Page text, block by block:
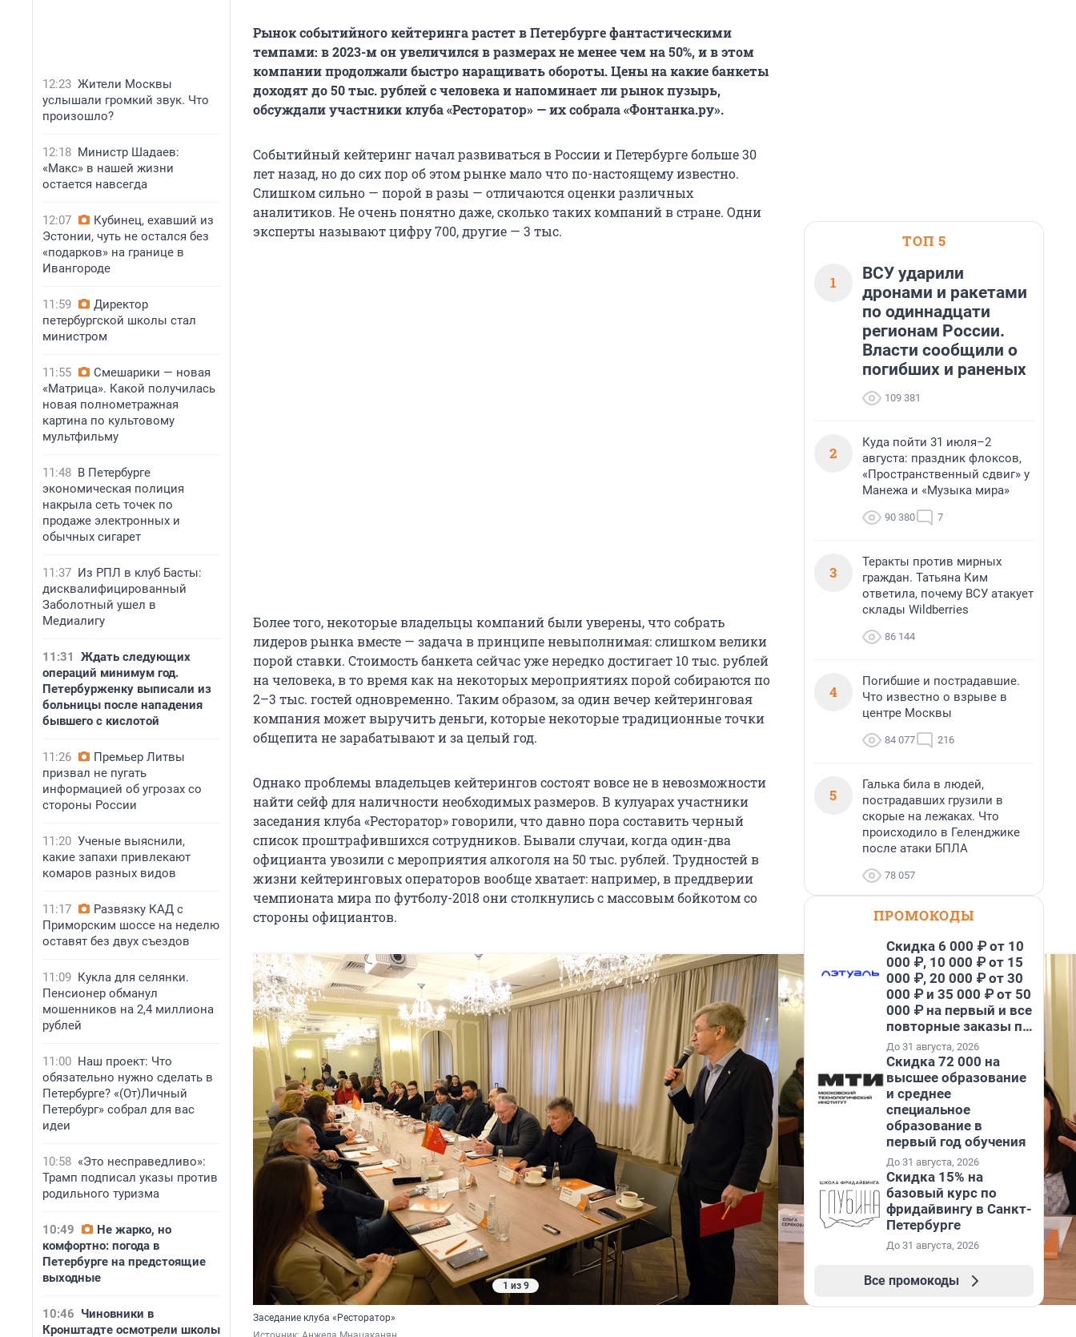
12:23 Жители Москвы
услышали громкий звук. Что
произошло?
12:18 Министр Шадаев:
«Макс» в нашей жизни
остается навсегда
12:07
Кубинец, ехавший из
Эстонии, чуть не остался без
«подарков» на границе в
Ивангороде
11:59
Директор
петербургской школы стал
министром
11:55
Смешарики — новая
«Матрица». Какой получилась
новая полнометражная
картина по культовому
мультфильму
11:48 В Петербурге
экономическая полиция
накрыла сеть точек по
продаже электронных и
обычных сигарет
11:37 Из РПЛ в клуб Басты:
дисквалифицированный
Заболотный ушел в
Медиалигу
11:31
Ждать следующих
операций минимум год.
Петербурженку выписали из
больницы после нападения
бывшего с кислотой
11:26
Премьер Литвы
призвал не пугать
информацией об угрозах со
стороны России
11:20 Ученые выяснили,
какие запахи привлекают
комаров разных видов
11:17
Развязку КАД с
Приморским шоссе на неделю
оставят без двух съездов
11:09 Кукла для селянки.
Пенсионер обманул
мошенников на 2,4 миллиона
рублей
11:00 Наш проект: Что
обязательно нужно сделать в
Петербурге? «(От)Личный
Петербург» собрал для вас
идеи
10:58 «Это несправедливо»:
Трамп подписал указы против
родильного туризма
10:49
Не жарко, но
комфортно: погода в
Петербурге на предстоящие
выходные
10:46 Чиновники в
Кронштадте осмотрели школы
Рынок событийного кейтеринга растет в Петербурге фантастическими
темпами: в 2023-м он увеличился в размерах не менее чем на 50%, и в этом
компании продолжали быстро наращивать обороты. Цены на какие банкеты
доходят до 50 тыс. рублей с человека и напоминает ли рынок пузырь,
обсуждали участники клуба «Ресторатор» — их собрала «Фонтанка.ру».
Событийный кейтеринг начал развиваться в России и Петербурге больше 30
лет назад, но до сих пор об этом рынке мало что по-настоящему известно.
Слишком сильно — порой в разы — отличаются оценки различных
аналитиков. Не очень понятно даже, сколько таких компаний в стране. Одни
эксперты называют цифру 700, другие — 3 тыс.
Более того, некоторые владельцы компаний были уверены, что собрать
лидеров рынка вместе — задача в принципе невыполнимая: слишком велики
порой ставки. Стоимость банкета сейчас уже нередко достигает 10 тыс. рублей
на человека, в то время как на некоторых мероприятиях порой собираются по
2–3 тыс. гостей одновременно. Таким образом, за один вечер кейтеринговая
компания может выручить деньги, которые некоторые традиционные точки
общепита не зарабатывают и за целый год.
Однако проблемы владельцев кейтерингов состоят вовсе не в невозможности
найти сейф для наличности необходимых размеров. В кулуарах участники
заседания клуба «Ресторатор» говорили, что давно пора составить черный
список проштрафившихся сотрудников. Бывали случаи, когда один-два
официанта увозили с мероприятия алкоголя на 50 тыс. рублей. Трудностей в
жизни кейтеринговых операторов вообще хватает: например, в преддверии
чемпионата мира по футболу-2018 они столкнулись с массовым бойкотом со
стороны официантов.
1 из 9
Заседание клуба «Ресторатор»
ТОП 5
1
ВСУ ударили
дронами и ракетами
по одиннадцати
регионам России.
Власти сообщили о
погибших и раненых
109 381
2
Куда пойти 31 июля–2
августа: праздник флоксов,
«Пространственный сдвиг» у
Манежа и «Музыка мира»
90 380 7
3
Теракты против мирных
граждан. Татьяна Ким
ответила, почему ВСУ атакует
склады Wildberries
86 144
4
Погибшие и пострадавшие.
Что известно о взрыве в
центре Москвы
84 077 216
5
Галька била в людей,
пострадавших грузили в
скорые на лежаках. Что
происходило в Геленджике
после атаки БПЛА
78 057
ПРОМОКОДЫ
Скидка 6 000 ₽ от 10
000 ₽, 10 000 ₽ от 15
000 ₽, 20 000 ₽ от 30
000 ₽ и 35 000 ₽ от 50
000 ₽ на первый и все
повторные заказы по
промокоду НАБЕРИ
До 31 августа, 2026
Скидка 72 000 на
высшее образование
и среднее
специальное
образование в
первый год обучения
До 31 августа, 2026
Скидка 15% на
базовый курс по
фридайвингу в Санкт-
Петербурге
До 31 августа, 2026
Все промокоды